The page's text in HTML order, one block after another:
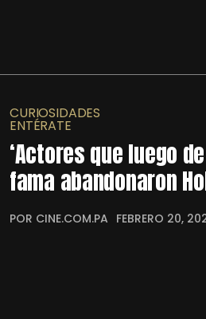
CURIOSIDADES
ENTÉRATE
‘Actores que luego
fama abandonaron
POR CINE.COM.PA FEBRERO 20,